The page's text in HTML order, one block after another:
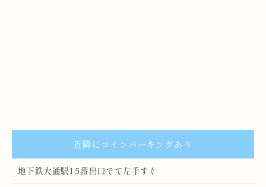
近隣にコインパーキングあり
地下鉄大通駅15番出口でて左手すぐ